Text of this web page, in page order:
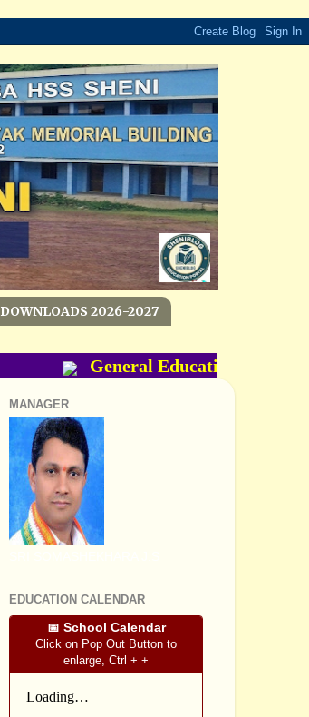
DOWNLOADS 2026-2027
General Education
MANAGER
EDUCATION CALENDAR
📅 School Calendar
Click on Pop Out Button to
enlarge, Ctrl + +